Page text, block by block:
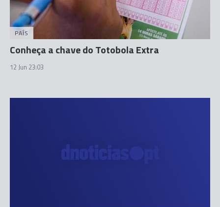
PAÍS
Conheça a chave do Totobola Extra
12 Jun 23:03